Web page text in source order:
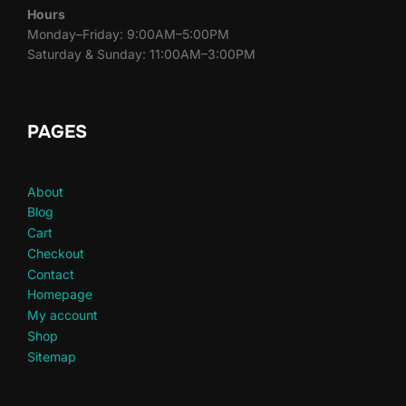
Hours
Monday–Friday: 9:00AM–5:00PM
Saturday & Sunday: 11:00AM–3:00PM
PAGES
About
Blog
Cart
Checkout
Contact
Homepage
My account
Shop
Sitemap